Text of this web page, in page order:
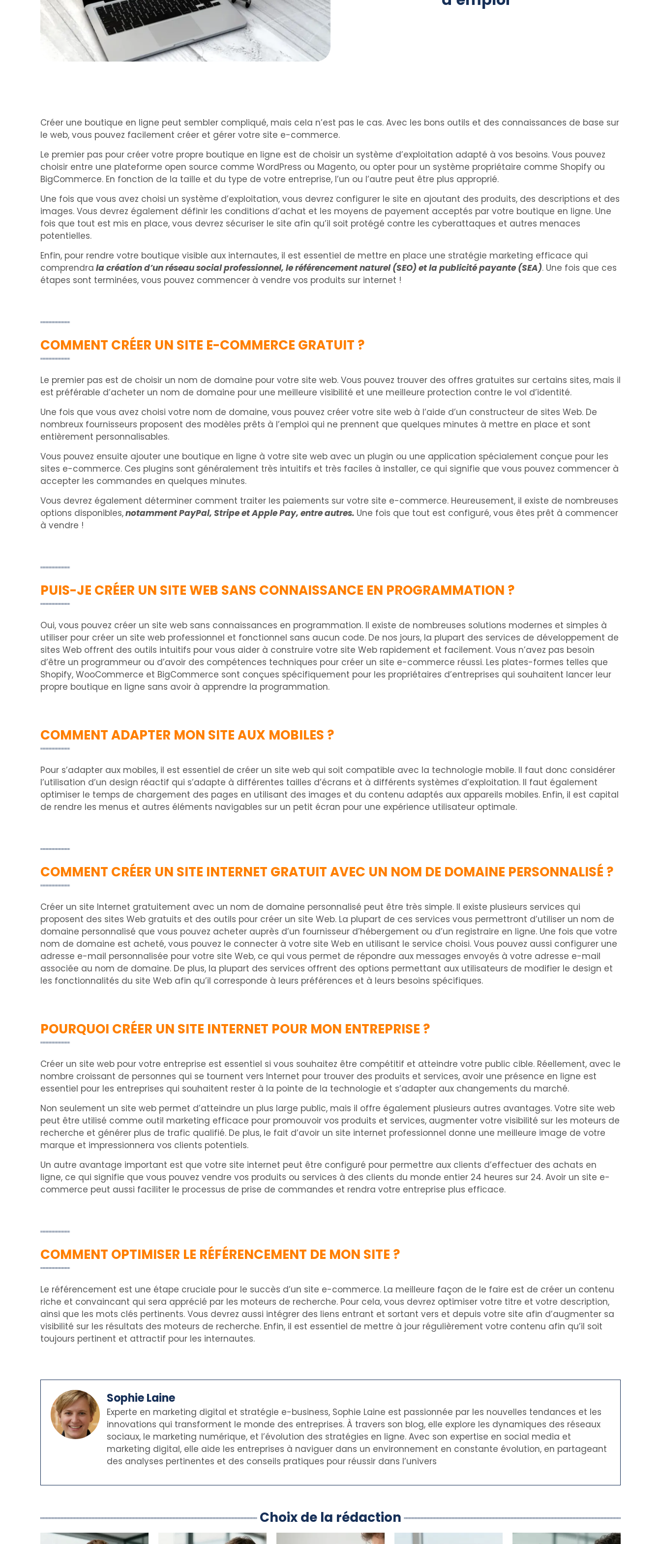
Créer une boutique en ligne peut sembler compliqué, mais cela n’est pas le cas. Avec les bons outils et des connaissances de base sur
le web, vous pouvez facilement créer et gérer votre site e-commerce.
Le premier pas pour créer votre propre boutique en ligne est de choisir un système d’exploitation adapté à vos besoins. Vous pouvez
choisir entre une plateforme open source comme WordPress ou Magento, ou opter pour un système propriétaire comme Shopify ou
BigCommerce. En fonction de la taille et du type de votre entreprise, l’un ou l’autre peut être plus approprié.
Une fois que vous avez choisi un système d’exploitation, vous devrez configurer le site en ajoutant des produits, des descriptions et des
images. Vous devrez également définir les conditions d’achat et les moyens de payement acceptés par votre boutique en ligne. Une
fois que tout est mis en place, vous devrez sécuriser le site afin qu’il soit protégé contre les cyberattaques et autres menaces
potentielles.
Enfin, pour rendre votre boutique visible aux internautes, il est essentiel de mettre en place une stratégie marketing efficace qui
comprendra la création d’un réseau social professionnel, le référencement naturel (SEO) et la publicité payante (SEA). Une fois que ces
étapes sont terminées, vous pouvez commencer à vendre vos produits sur internet !
COMMENT CRÉER UN SITE E-COMMERCE GRATUIT ?
Le premier pas est de choisir un nom de domaine pour votre site web. Vous pouvez trouver des offres gratuites sur certains sites, mais il
est préférable d’acheter un nom de domaine pour une meilleure visibilité et une meilleure protection contre le vol d’identité.
Une fois que vous avez choisi votre nom de domaine, vous pouvez créer votre site web à l’aide d’un constructeur de sites Web. De
nombreux fournisseurs proposent des modèles prêts à l’emploi qui ne prennent que quelques minutes à mettre en place et sont
entièrement personnalisables.
Vous pouvez ensuite ajouter une boutique en ligne à votre site web avec un plugin ou une application spécialement conçue pour les
sites e-commerce. Ces plugins sont généralement très intuitifs et très faciles à installer, ce qui signifie que vous pouvez commencer à
accepter les commandes en quelques minutes.
Vous devrez également déterminer comment traiter les paiements sur votre site e-commerce. Heureusement, il existe de nombreuses
options disponibles,notamment PayPal, Stripe et Apple Pay, entre autres. Une fois que tout est configuré, vous êtes prêt à commencer
à vendre !
PUIS-JE CRÉER UN SITE WEB SANS CONNAISSANCE EN PROGRAMMATION ?
Oui, vous pouvez créer un site web sans connaissances en programmation. Il existe de nombreuses solutions modernes et simples à
utiliser pour créer un site web professionnel et fonctionnel sans aucun code. De nos jours, la plupart des services de développement de
sites Web offrent des outils intuitifs pour vous aider à construire votre site Web rapidement et facilement. Vous n’avez pas besoin
d’être un programmeur ou d’avoir des compétences techniques pour créer un site e-commerce réussi. Les plates-formes telles que
Shopify, WooCommerce et BigCommerce sont conçues spécifiquement pour les propriétaires d’entreprises qui souhaitent lancer leur
propre boutique en ligne sans avoir à apprendre la programmation.
COMMENT ADAPTER MON SITE AUX MOBILES ?
Pour s’adapter aux mobiles, il est essentiel de créer un site web qui soit compatible avec la technologie mobile. Il faut donc considérer
l’utilisation d’un design réactif qui s’adapte à différentes tailles d’écrans et à différents systèmes d’exploitation. Il faut également
optimiser le temps de chargement des pages en utilisant des images et du contenu adaptés aux appareils mobiles. Enfin, il est capital
de rendre les menus et autres éléments navigables sur un petit écran pour une expérience utilisateur optimale.
COMMENT CRÉER UN SITE INTERNET GRATUIT AVEC UN NOM DE DOMAINE PERSONNALISÉ ?
Créer un site Internet gratuitement avec un nom de domaine personnalisé peut être très simple. Il existe plusieurs services qui
proposent des sites Web gratuits et des outils pour créer un site Web. La plupart de ces services vous permettront d’utiliser un nom de
domaine personnalisé que vous pouvez acheter auprès d’un fournisseur d’hébergement ou d’un registraire en ligne. Une fois que votre
nom de domaine est acheté, vous pouvez le connecter à votre site Web en utilisant le service choisi. Vous pouvez aussi configurer une
adresse e-mail personnalisée pour votre site Web, ce qui vous permet de répondre aux messages envoyés à votre adresse e-mail
associée au nom de domaine. De plus, la plupart des services offrent des options permettant aux utilisateurs de modifier le design et
les fonctionnalités du site Web afin qu’il corresponde à leurs préférences et à leurs besoins spécifiques.
POURQUOI CRÉER UN SITE INTERNET POUR MON ENTREPRISE ?
Créer un site web pour votre entreprise est essentiel si vous souhaitez être compétitif et atteindre votre public cible. Réellement, avec le
nombre croissant de personnes qui se tournent vers Internet pour trouver des produits et services, avoir une présence en ligne est
essentiel pour les entreprises qui souhaitent rester à la pointe de la technologie et s’adapter aux changements du marché.
Non seulement un site web permet d’atteindre un plus large public, mais il offre également plusieurs autres avantages. Votre site web
peut être utilisé comme outil marketing efficace pour promouvoir vos produits et services, augmenter votre visibilité sur les moteurs de
recherche et générer plus de trafic qualifié. De plus, le fait d’avoir un site internet professionnel donne une meilleure image de votre
marque et impressionnera vos clients potentiels.
Un autre avantage important est que votre site internet peut être configuré pour permettre aux clients d’effectuer des achats en
ligne, ce qui signifie que vous pouvez vendre vos produits ou services à des clients du monde entier 24 heures sur 24. Avoir un site e-
commerce peut aussi faciliter le processus de prise de commandes et rendra votre entreprise plus efficace.
COMMENT OPTIMISER LE RÉFÉRENCEMENT DE MON SITE ?
Le référencement est une étape cruciale pour le succès d’un site e-commerce. La meilleure façon de le faire est de créer un contenu
riche et convaincant qui sera apprécié par les moteurs de recherche. Pour cela, vous devrez optimiser votre titre et votre description,
ainsi que les mots clés pertinents. Vous devrez aussi intégrer des liens entrant et sortant vers et depuis votre site afin d’augmenter sa
visibilité sur les résultats des moteurs de recherche. Enfin, il est essentiel de mettre à jour régulièrement votre contenu afin qu’il soit
toujours pertinent et attractif pour les internautes.
Sophie Laine
Experte en marketing digital et stratégie e-business, Sophie Laine est passionnée par les nouvelles tendances et les
innovations qui transforment le monde des entreprises. À travers son blog, elle explore les dynamiques des réseaux
sociaux, le marketing numérique, et l’évolution des stratégies en ligne. Avec son expertise en social media et
marketing digital, elle aide les entreprises à naviguer dans un environnement en constante évolution, en partageant
des analyses pertinentes et des conseils pratiques pour réussir dans l’univers
Choix de la rédaction